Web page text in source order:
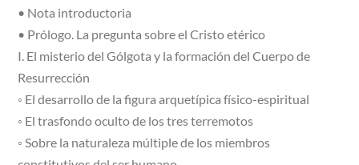
• Nota introductoria
• Prólogo. La pregunta sobre el Cristo etérico
I. El misterio del Gólgota y la formación del Cuerpo de
Resurrección
◦ El desarrollo de la figura arquetípica físico-espiritual
◦ El trasfondo oculto de los tres terremotos
◦ Sobre la naturaleza múltiple de los miembros